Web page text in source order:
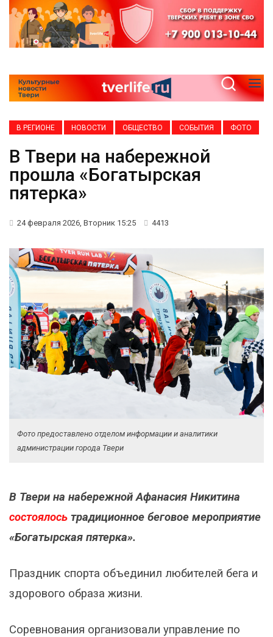
В РЕГИОНЕ НОВОСТИ ОБЩЕСТВО СОБЫТИЯ ФОТО
В Твери на набережной
прошла «Богатырская
пятерка»
24 февраля 2026, Вторник 15:25 4413
Фото предоставлено отделом информации и аналитики
администрации города Твери
В Твери на набережной Афанасия Никитина
состоялось традиционное беговое мероприятие
«Богатырская пятерка».
Праздник спорта объединил любителей бега и
здорового образа жизни.
Соревнования организовали управление по